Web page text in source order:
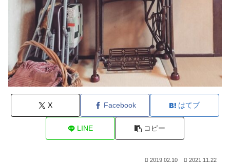
X Facebook はてブ
LINE コピー
2019.02.10 2021.11.22